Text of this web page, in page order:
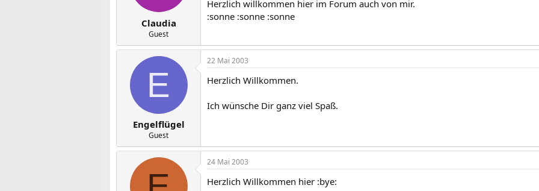
Claudia
Guest
Herzlich willkommen hier im Forum auch von mir.
:sonne :sonne :sonne
E
Engelflügel
Guest
22 Mai 2003
Herzlich Willkommen.
Ich wünsche Dir ganz viel Spaß.
24 Mai 2003
Herzlich Willkommen hier :bye: